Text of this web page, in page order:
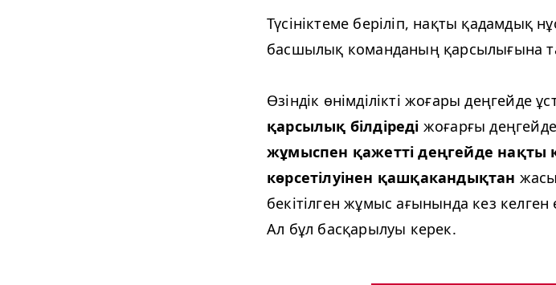
Түсініктеме беріліп, нақты қадамдық
басшылық команданың қарсылығына
Өзіндік өнімділікті жоғары деңгейде
қарсылық білдіреді жоғарғы
жұмыспен қажетті деңгейде
көрсетілуінен қашқакандықтан
бекітілген жұмыс ағынында кез
Ал бұл басқарылуы керек.